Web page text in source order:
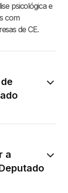
psicológica e
com
de CE.
a